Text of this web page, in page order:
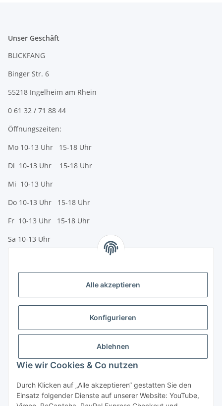
Alle akzeptieren
Konfigurieren
Ablehnen
Wie wir Cookies & Co nutzen
Durch Klicken auf „Alle akzeptieren“ gestatten Sie den
Einsatz folgender Dienste auf unserer Website: YouTube,
Unser Geschäft
BLICKFANG
Binger Str. 6
55218 Ingelheim am Rhein
0 61 32 / 71 88 44
Öffnungszeiten:
Mo 10-13 Uhr 15-18 Uhr
Di 10-13 Uhr 15-18 Uhr
Mi 10-13 Uhr
Do 10-13 Uhr 15-18 Uhr
Fr 10-13 Uhr 15-18 Uhr
Sa 10-13 Uhr
Vorkasse (per Bank-Überweisung)
Sofortüberweisung
Rechnungskauf
Gesetzliche Informationen